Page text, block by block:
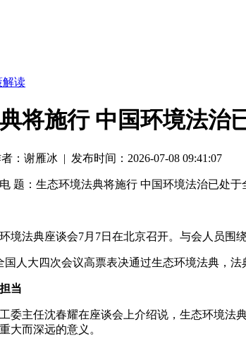
解读
将施行 中国环境法治
：谢雁冰 | 发布时间：2026-07-08 09:41:07
：生态环境法典将施行 中国环境法治已处于
法典座谈会7月7日在北京召开。与会人员围绕
大四次会议高票表决通过生态环境法典，法
当
主任沈春耀在座谈会上介绍说，生态环境法典
大而深远的意义。